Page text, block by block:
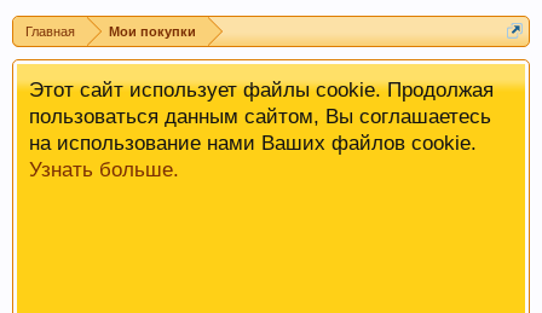
Главная Мои покупки
Этот сайт использует файлы cookie. Продолжая
пользоваться данным сайтом, Вы соглашаетесь
на использование нами Ваших файлов cookie.
Узнать больше.